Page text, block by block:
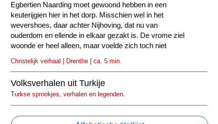
Egbertien Naarding moet gewoond hebben in een
keuterijgien hier in het dorp. Misschien wel in het
wevershoes, daar achter Nijhoving, dat nu van
ouderdom en ellende in elkaar gezakt is. De vrome ziel
woonde er heel alleen, maar voelde zich toch niet
Christelijk verhaal | Drenthe | ca. 5 min.
Volksverhalen uit Turkije
Turkse sprookjes, verhalen en legenden.